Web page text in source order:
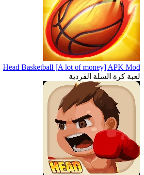
Head Basketball [A lot of money] APK Mod
لعبة كرة السلة الفردية